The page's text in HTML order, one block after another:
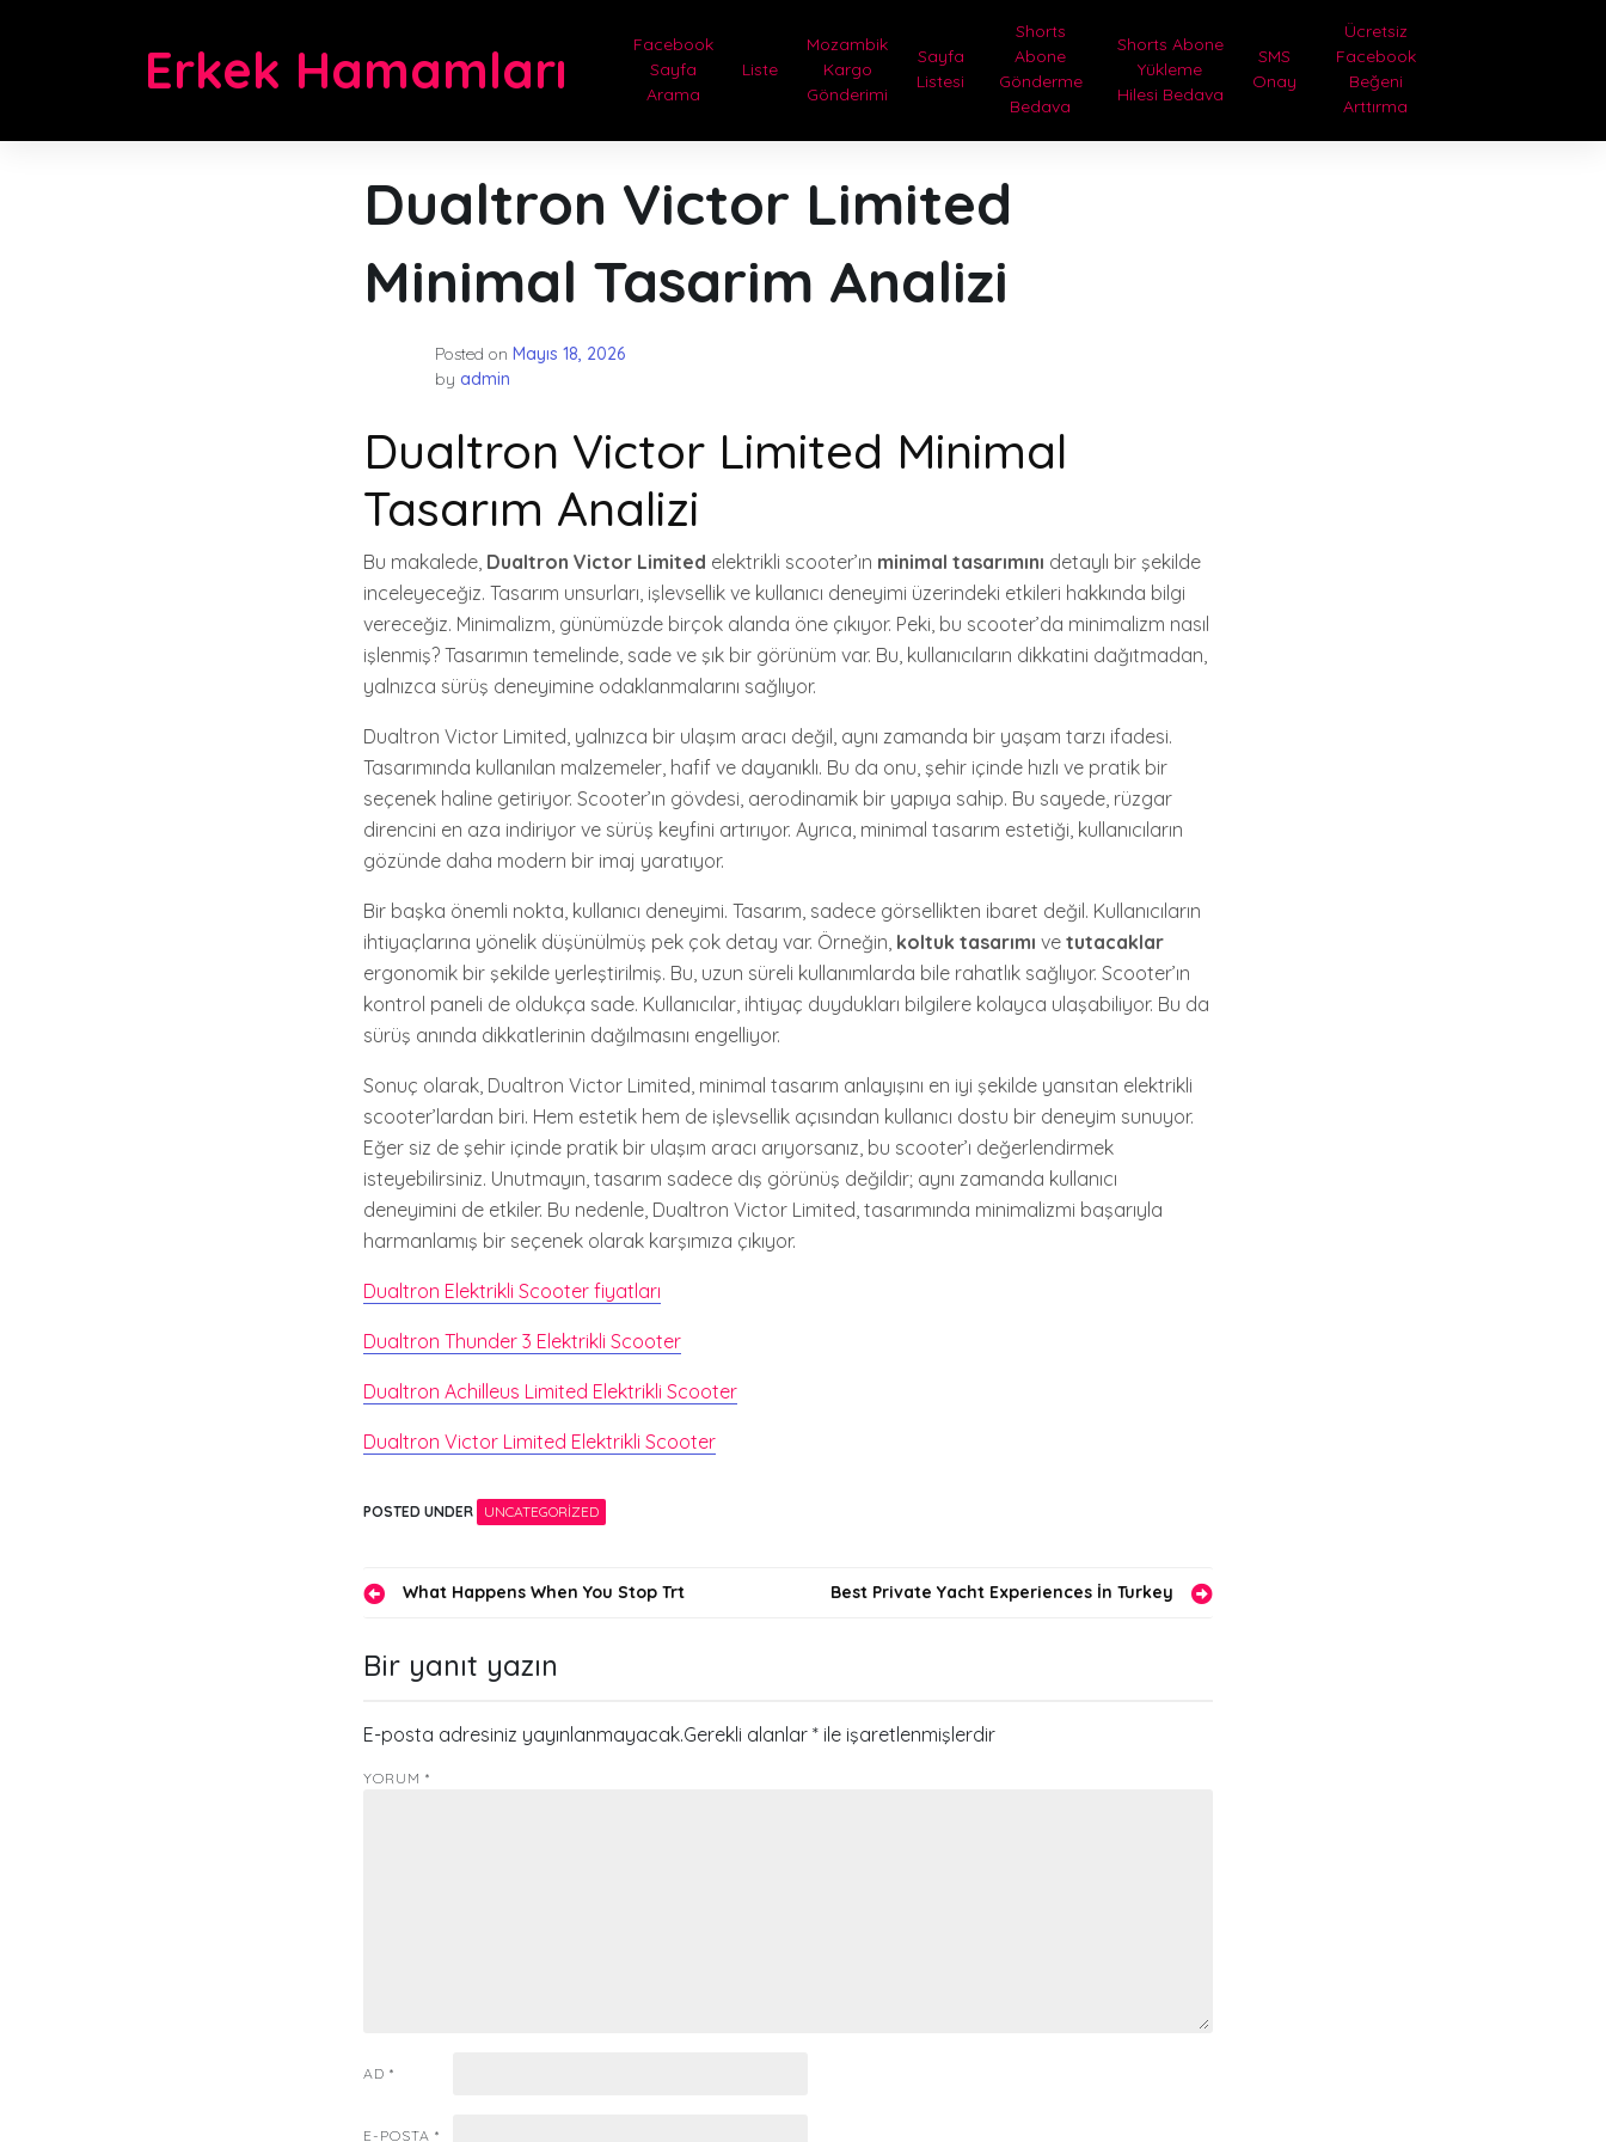
Erkek Hamamları
Facebook
Sayfa
Arama
Liste
Mozambik
Kargo
Gönderimi
Sayfa
Listesi
Shorts
Abone
Gönderme
Bedava
Shorts Abone
Yükleme
Hilesi Bedava
SMS
Onay
Ücretsiz
Facebook
Beğeni
Arttırma
Dualtron Victor Limited
Minimal Tasarim Analizi
Posted on Mayıs 18, 2026
by admin
Dualtron Victor Limited Minimal
Tasarım Analizi
Bu makalede, Dualtron Victor Limited elektrikli scooter’ın minimal tasarımını detaylı bir şekilde
inceleyeceğiz. Tasarım unsurları, işlevsellik ve kullanıcı deneyimi üzerindeki etkileri hakkında bilgi
vereceğiz. Minimalizm, günümüzde birçok alanda öne çıkıyor. Peki, bu scooter’da minimalizm nasıl
işlenmiş? Tasarımın temelinde, sade ve şık bir görünüm var. Bu, kullanıcıların dikkatini dağıtmadan,
yalnızca sürüş deneyimine odaklanmalarını sağlıyor.
Dualtron Victor Limited, yalnızca bir ulaşım aracı değil, aynı zamanda bir yaşam tarzı ifadesi.
Tasarımında kullanılan malzemeler, hafif ve dayanıklı. Bu da onu, şehir içinde hızlı ve pratik bir
seçenek haline getiriyor. Scooter’ın gövdesi, aerodinamik bir yapıya sahip. Bu sayede, rüzgar
direncini en aza indiriyor ve sürüş keyfini artırıyor. Ayrıca, minimal tasarım estetiği, kullanıcıların
gözünde daha modern bir imaj yaratıyor.
Bir başka önemli nokta, kullanıcı deneyimi. Tasarım, sadece görsellikten ibaret değil. Kullanıcıların
ihtiyaçlarına yönelik düşünülmüş pek çok detay var. Örneğin, koltuk tasarımı ve tutacaklar
ergonomik bir şekilde yerleştirilmiş. Bu, uzun süreli kullanımlarda bile rahatlık sağlıyor. Scooter’ın
kontrol paneli de oldukça sade. Kullanıcılar, ihtiyaç duydukları bilgilere kolayca ulaşabiliyor. Bu da
sürüş anında dikkatlerinin dağılmasını engelliyor.
Sonuç olarak, Dualtron Victor Limited, minimal tasarım anlayışını en iyi şekilde yansıtan elektrikli
scooter’lardan biri. Hem estetik hem de işlevsellik açısından kullanıcı dostu bir deneyim sunuyor.
Eğer siz de şehir içinde pratik bir ulaşım aracı arıyorsanız, bu scooter’ı değerlendirmek
isteyebilirsiniz. Unutmayın, tasarım sadece dış görünüş değildir; aynı zamanda kullanıcı
deneyimini de etkiler. Bu nedenle, Dualtron Victor Limited, tasarımında minimalizmi başarıyla
harmanlamış bir seçenek olarak karşımıza çıkıyor.
Dualtron Elektrikli Scooter fiyatları
Dualtron Thunder 3 Elektrikli Scooter
Dualtron Achilleus Limited Elektrikli Scooter
Dualtron Victor Limited Elektrikli Scooter
POSTED UNDER UNCATEGORIZED
Yazı
gezinmesi
What Happens When You Stop Trt Best Private Yacht Experiences İn Turkey
Bir yanıt yazın
E-posta adresiniz yayınlanmayacak.Gerekli alanlar * ile işaretlenmişlerdir
YORUM *
AD *
E-POSTA *